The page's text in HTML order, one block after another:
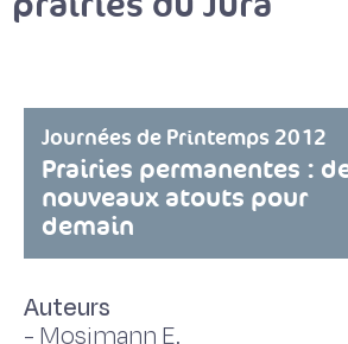
Journées de Printemps 2012
Prairies permanentes :
nouveaux atouts pour
demain
Auteurs
- Mosimann E.